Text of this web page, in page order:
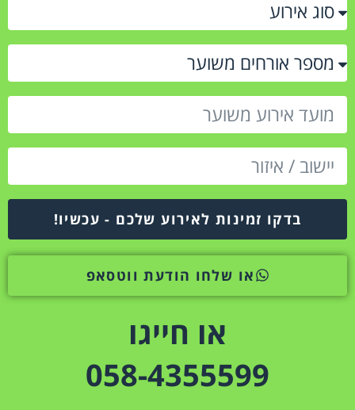
בדקו זמינות לאירוע שלכם - עכשיו!
או שלחו הודעת ווטסאפ
או חייגו
058-4355599